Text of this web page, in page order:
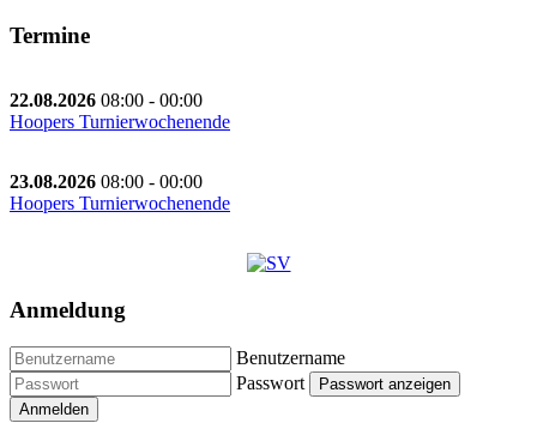
Termine
22.08.2026 08:00 - 00:00
Hoopers Turnierwochenende
23.08.2026 08:00 - 00:00
Hoopers Turnierwochenende
Anmeldung
Benutzername
Passwort
Passwort anzeigen
Anmelden